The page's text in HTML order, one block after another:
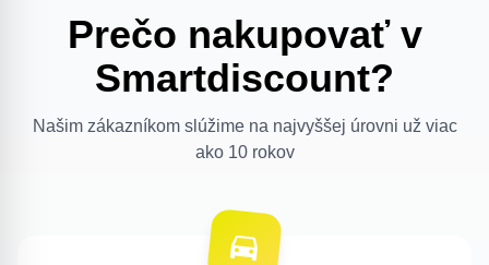
Prečo nakupovať v
Smartdiscount?
Našim zákazníkom slúžime na najvyššej úrovni už viac
ako 10 rokov